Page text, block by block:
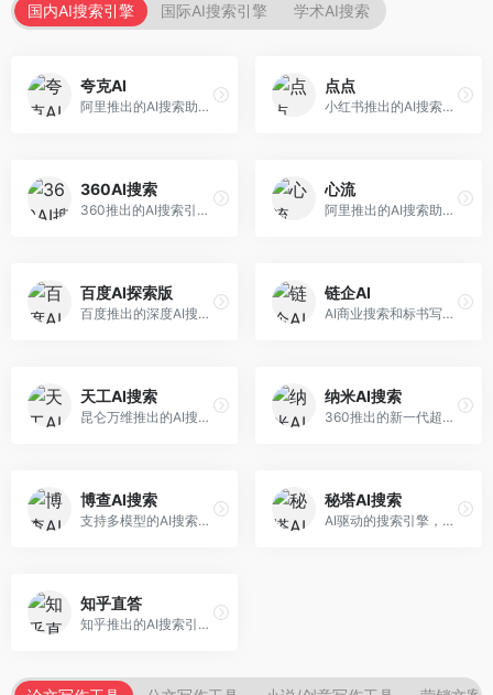
国内AI搜索引擎 国际AI搜索引擎 学术AI搜索
夸克AI
阿里推出的AI搜索助手，整合搜索与AI功能。面向年轻用户，提供智能搜索、文档处理、学习辅助等服务，与夸克生态深度整合。
点点
小红书推出的AI搜索应用，专注于生活方式内容搜索。面向小红书用户，提供生活攻略、消费决策、内容推荐等服务，生活方式内容丰富。
360AI搜索
360推出的AI搜索引擎，专注于安全智能搜索。面向普通用户，提供智能问答、网页搜索、内容整理等服务，安全防护能力强。
心流
阿里推出的AI搜索助手，专注于智能信息获取。面向普通用户，提供智能搜索、内容整理、知识问答等服务，与阿里生态深度整合。
百度AI探索版
百度推出的深度AI搜索引擎，整合百度知识图谱。面向中文用户，提供智能问答、知识探索、内容生成等服务，知识覆盖面广。
链企AI
AI商业搜索和标书写作工具，专注于企业服务场景。面向企业用户，提供商业信息搜索、标书生成、企业分析等服务，商业信息专业。
天工AI搜索
昆仑万维推出的AI搜索引擎，整合大模型与搜索能力。面向普通用户，提供智能问答、深度搜索、内容整理等服务，中文搜索体验好。
纳米AI搜索
360推出的新一代超级AI搜索，深度整合360搜索资源。面向普通用户，提供智能问答、多模态搜索、内容生成等服务，安全可靠。
博查AI搜索
支持多模型的AI搜索引擎，整合多种大模型能力。面向AI爱好者，提供多模型搜索、答案对比、深度分析等服务，模型选择灵活。
秘塔AI搜索
AI驱动的搜索引擎，专注于无广告直达结果。面向研究者和信息获取需求者，提供深度搜索、来源标注、答案整理等服务，搜索结果干净准确，信息可信度高。
知乎直答
知乎推出的AI搜索引擎，专注于知识问答场景。面向知识获取者，提供知乎内容搜索、智能问答、知识整理等服务，专业知识丰富。